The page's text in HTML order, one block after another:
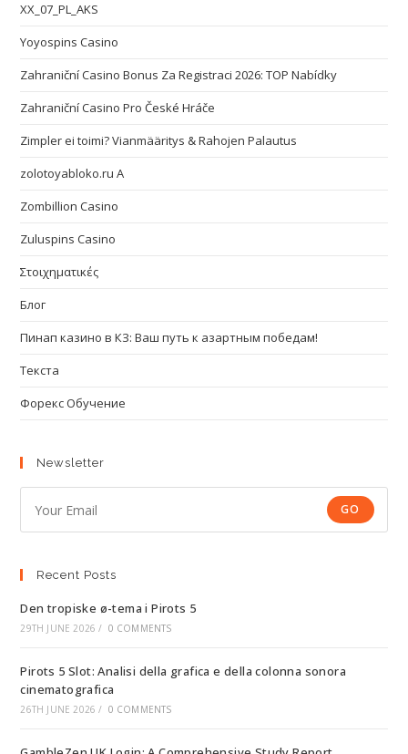
XX_07_PL_AKS
Yoyospins Casino
Zahraniční Casino Bonus Za Registraci 2026: TOP Nabídky
Zahraniční Casino Pro České Hráče
Zimpler ei toimi? Vianmääritys & Rahojen Palautus
zolotoyabloko.ru A
Zombillion Casino
Zuluspins Casino
Στοιχηματικές
Блог
Пинап казино в КЗ: Ваш путь к азартным победам!
Текста
Форекс Обучение
Newsletter
GO
Recent Posts
Den tropiske ø-tema i Pirots 5
29TH JUNE 2026 / 0 COMMENTS
Pirots 5 Slot: Analisi della grafica e della colonna sonora
cinematografica
26TH JUNE 2026 / 0 COMMENTS